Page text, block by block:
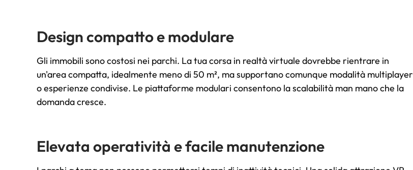
Design compatto e modulare
Gli immobili sono costosi nei parchi. La tua corsa in realtà virtuale dovrebbe rientrare in
un'area compatta, idealmente meno di 50 m², ma supportano comunque modalità multiplayer
o esperienze condivise. Le piattaforme modulari consentono la scalabilità man mano che la
domanda cresce.
Elevata operatività e facile manutenzione